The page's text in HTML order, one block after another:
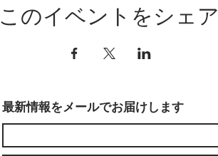
このイベントをシェア
最新情報をメールでお届けします